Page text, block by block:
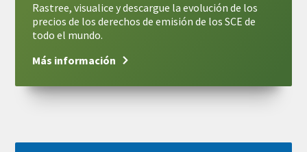
Rastree, visualice y descargue la evolución de los
precios de los derechos de emisión de los SCE de
todo el mundo.
Más información